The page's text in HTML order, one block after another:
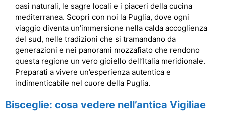
oasi naturali, le sagre locali e i piaceri della cucina
mediterranea. Scopri con noi la Puglia, dove ogni
viaggio diventa un’immersione nella calda accoglienza
del sud, nelle tradizioni che si tramandano da
generazioni e nei panorami mozzafiato che rendono
questa regione un vero gioiello dell’Italia meridionale.
Preparati a vivere un’esperienza autentica e
indimenticabile nel cuore della Puglia.
Bisceglie: cosa vedere nell’antica Vigiliae